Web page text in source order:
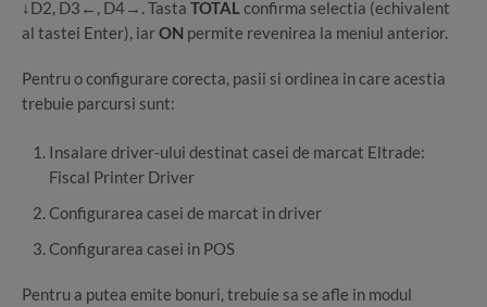
↓D2, D3←, D4→. Tasta TOTALconfirma selectia (echivalent
al tastei Enter), iarON permite revenirea la meniul anterior.
Pentru o configurare corecta, pasii si ordinea in care acestia
trebuie parcursi sunt:
Insalare driver-ului destinat casei de marcat Eltrade:
Fiscal Printer Driver
Configurarea casei de marcat in driver
Configurarea casei in POS
Pentru a putea emite bonuri, trebuie sa se afle in modul